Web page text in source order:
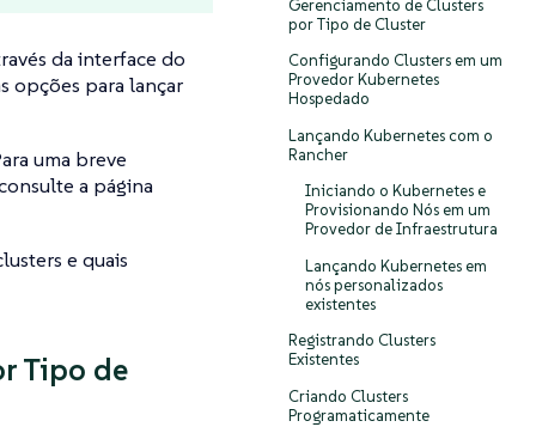
Gerenciamento de Clusters
por Tipo de Cluster
Configurando Clusters em um
Provedor Kubernetes
Hospedado
Lançando Kubernetes com o
Rancher
Iniciando o Kubernetes e
Provisionando Nós em um
Provedor de Infraestrutura
Lançando Kubernetes em
nós personalizados
existentes
Registrando Clusters
Existentes
Criando Clusters
Programaticamente
da interface do
opções para lançar
uma breve
a página
e quais
Tipo de